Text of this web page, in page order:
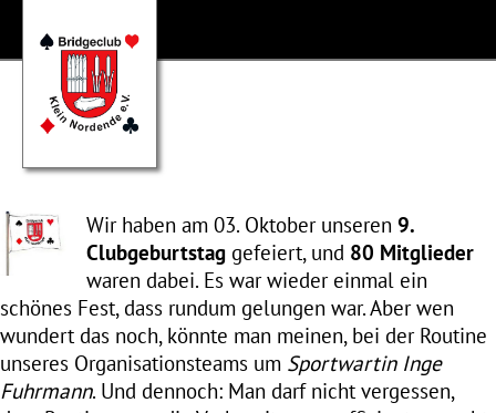
Wir haben am 03. Oktober unseren 9.
Clubgeburtstag gefeiert, und 80 Mitglieder
waren dabei. Es war wieder einmal ein
schönes Fest, dass rundum gelungen war. Aber wen
wundert das noch, könnte man meinen, bei der Routine
unseres Organisationsteams um Sportwartin Inge
Fuhrmann. Und dennoch: Man darf nicht vergessen,